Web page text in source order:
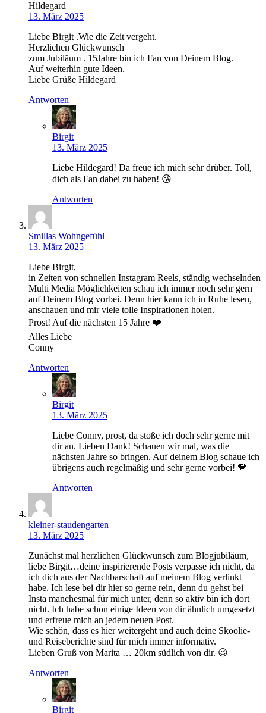
Hildegard
13. März 2025
Liebe Birgit .Wie die Zeit vergeht.
Herzlichen Glückwunsch
zum Jubiläum . 15Jahre bin ich Fan von Deinem Blog.
Auf weiterhin gute Ideen.
Liebe Grüße Hildegard
Antworten
Birgit
13. März 2025
Liebe Hildegard! Da freue ich mich sehr drüber. Toll,
dich als Fan dabei zu haben! 😘
Antworten
Smillas Wohngefühl
13. März 2025
Liebe Birgit,
in Zeiten von schnellen Instagram Reels, ständig wechselnden
Multi Media Möglichkeiten schau ich immer noch sehr gern
auf Deinem Blog vorbei. Denn hier kann ich in Ruhe lesen,
anschauen und mir viele tolle Inspirationen holen.
Prost! Auf die nächsten 15 Jahre ❤️
Alles Liebe
Conny
Antworten
Birgit
13. März 2025
Liebe Conny, prost, da stoße ich doch sehr gerne mit
dir an. Lieben Dank! Schauen wir mal, was die
nächsten Jahre so bringen. Auf deinem Blog schaue ich
übrigens auch regelmäßig und sehr gerne vorbei! 🧡
Antworten
kleiner-staudengarten
13. März 2025
Zunächst mal herzlichen Glückwunsch zum Blogjubiläum,
liebe Birgit…deine inspirierende Posts verpasse ich nicht, da
ich dich aus der Nachbarschaft auf meinem Blog verlinkt
habe. Ich lese bei dir hier so gerne rein, denn du gehst bei
Insta manchesmal für mich unter, denn so aktiv bin ich dort
nicht. Ich habe schon einige Ideen von dir ähnlich umgesetzt
und erfreue mich an jedem neuen Post.
Wie schön, dass es hier weitergeht und auch deine Skoolie-
und Reiseberichte sind für mich immer informativ.
Lieben Gruß von Marita … 20km südlich von dir. 😉
Antworten
Birgit